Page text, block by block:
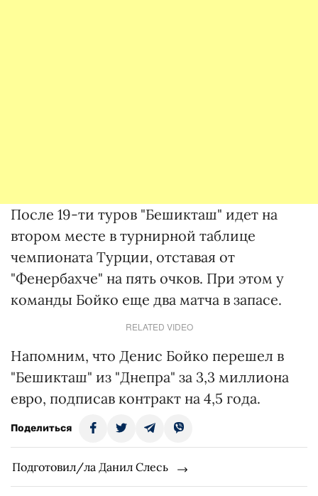
После 19-ти туров "Бешикташ" идет на
втором месте в турнирной таблице
чемпионата Турции, отставая от
"Фенербахче" на пять очков. При этом у
команды Бойко еще два матча в запасе.
RELATED VIDEO
Напомним, что Денис Бойко перешел в
"Бешикташ" из "Днепра" за 3,3 миллиона
евро, подписав контракт на 4,5 года.
Поделиться
Подготовил/ла Данил Слесь